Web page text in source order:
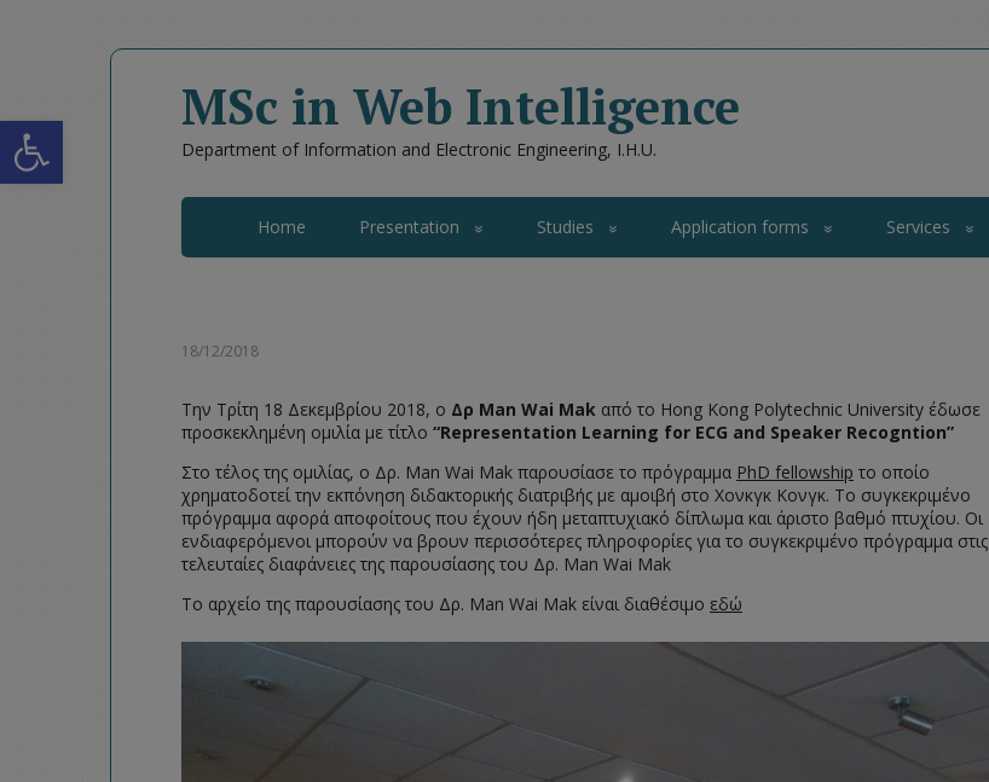
Open toolbar MSc in Web Intelligence
Department of Information and Electronic Engineering, I.H.U.
Home Presentation Studies Application forms Services
18/12/2018
Την Τρίτη 18 Δεκεμβρίου 2018, ο Δρ Man Wai Mak από το Hong Kong Polytechnic University έδωσε
προσκεκλημένη ομιλία με τίτλο “Representation Learning for ECG and Speaker Recogntion”
Στο τέλος της ομιλίας, ο Δρ. Man Wai Mak παρουσίασε το πρόγραμμα PhD fellowship το οποίο
χρηματοδοτεί την εκπόνηση διδακτορικής διατριβής με αμοιβή στο Χονκγκ Κονγκ. Το συγκεκριμένο
πρόγραμμα αφορά αποφοίτους που έχουν ήδη μεταπτυχιακό δίπλωμα και άριστο βαθμό πτυχίου. Οι
ενδιαφερόμενοι μπορούν να βρουν περισσότερες πληροφορίες για το συγκεκριμένο πρόγραμμα στις
τελευταίες διαφάνειες της παρουσίασης του Δρ. Man Wai Mak
Το αρχείο της παρουσίασης του Δρ. Man Wai Mak είναι διαθέσιμο εδώ